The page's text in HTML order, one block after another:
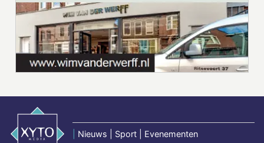
Nieuws | Sport | Evenementen